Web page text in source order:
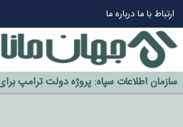
ارتباط با مادرباره ما
چرا طلا دوباره افزایشی شد؟
گزینه جدایی اوسمار روی میز مدیران
آیا رئیس جمهور آمریکا قانون را دور می‌زند؟
اخراج رسمی چهره نامدار از پرسپولیس
سازمان اطلاعات سپاه: پروژه دولت ترامپ